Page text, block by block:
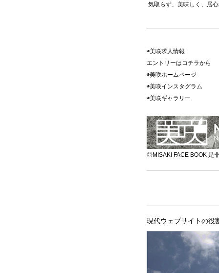
気取らず、美味しく、居
◉美咲求人情報
エントリーはコチラ
◉美咲ホームペ
◉美咲インスタグ
◉美咲ギャラ
◎MISAKI FACE BOOK 是
現代ウェブサイトの役